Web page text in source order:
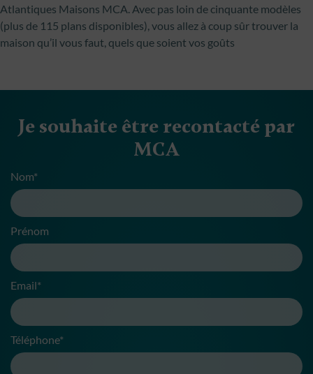
Atlantiques Maisons MCA. Avec pas loin de cinquante modèles
(plus de 115 plans disponibles), vous allez à coup sûr trouver la
maison qu’il vous faut, quels que soient vos goûts
Je souhaite être recontacté par
MCA
Nom*
Prénom
Email*
Téléphone*